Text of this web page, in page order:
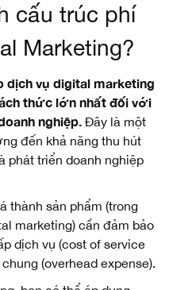
cấu trúc phí
Marketing?
dịch vụ digital marketing
thức lớn nhất đối với
nghiệp. Đây là một
đến khả năng thu hút
phát triển doanh nghiệp
thành sản phẩm (trong
marketing) cần đảm bảo
dịch vụ (cost of service
(overhead expense).